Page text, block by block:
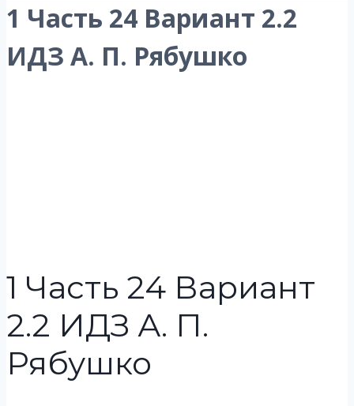
1 Часть 24 Вариант 2.2
ИДЗ А. П. Рябушко
1 Часть 24 Вариант
2.2 ИДЗ А. П.
Рябушко